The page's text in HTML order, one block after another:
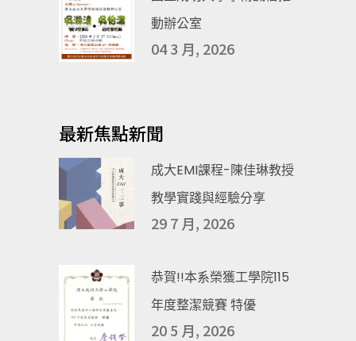
動辦公室
04 3 月, 2026
最新焦點新聞
成大EMI課程-陳佳琳教授
教學實踐與經驗分享
29 7 月, 2026
恭賀!!本系榮獲工學院115
年度整潔競賽 特優
20 5 月, 2026